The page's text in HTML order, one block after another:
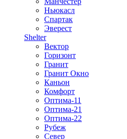
Ньюкасл
Спартак
Эверест
Shelter
Вектор
Горизонт
Гранит
Гранит Окно
Каньон
Комфорт
Оптима-11
Оптима-21
Оптима-22
Рубеж
Север